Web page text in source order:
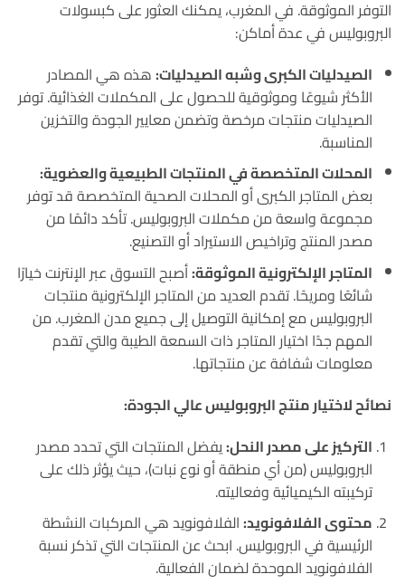
التوفر الموثوقة. في المغرب، يمكنك العثور على كبسولات
البروبوليس في عدة أماكن:
الصيدليات الكبرى وشبه الصيدليات:هذه هي المصادر
الأكثر شيوعًا وموثوقية للحصول على المكملات الغذائية. توفر
الصيدليات منتجات مرخصة وتضمن معايير الجودة والتخزين
المناسبة.
المحلات المتخصصة في المنتجات الطبيعية والعضوية:
بعض المتاجر الكبرى أو المحلات الصحية المتخصصة قد توفر
مجموعة واسعة من مكملات البروبوليس. تأكد دائمًا من
مصدر المنتج وتراخيص الاستيراد أو التصنيع.
المتاجر الإلكترونية الموثوقة:أصبح التسوق عبر الإنترنت خيارًا
شائعًا ومريحًا. تقدم العديد من المتاجر الإلكترونية منتجات
البروبوليس مع إمكانية التوصيل إلى جميع مدن المغرب. من
المهم جدًا اختيار المتاجر ذات السمعة الطيبة والتي تقدم
معلومات شفافة عن منتجاتها.
نصائح لاختيار منتج البروبوليس عالي الجودة:
التركيز على مصدر النحل:يفضل المنتجات التي تحدد مصدر
البروبوليس (من أي منطقة أو نوع نبات)، حيث يؤثر ذلك على
تركيبته الكيميائية وفعاليته.
محتوى الفلافونويد:الفلافونويد هي المركبات النشطة
الرئيسية في البروبوليس. ابحث عن المنتجات التي تذكر نسبة
الفلافونويد الموحدة لضمان الفعالية.